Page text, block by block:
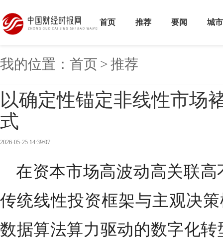
首页 推荐 要闻 城市
我的位置： 首页 >推荐
以确定性锚定非线性市场
式
2026-05-25 14:39:07
在资本市场高波动高关联
传统线性投资框架与主观决
数据算法算力驱动的数字化